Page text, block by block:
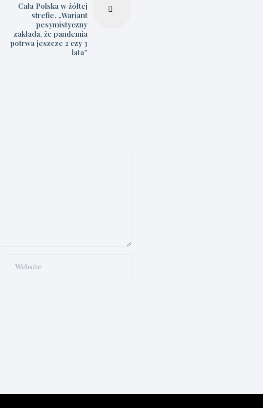
Cała Polska w żółtej
strefie. „Wariant
pesymistyczny
zakłada, że pandemia
potrwa jeszcze 2 czy 3
lata”